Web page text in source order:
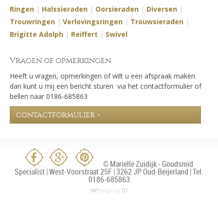
Ringen | Halssieraden | Oorsieraden | Diversen |
Trouwringen | Verlovingsringen | Trouwsieraden |
Brigitte Adolph | Reiffert | Swivel
Vragen of opmerkingen
Heeft u vragen, opmerkingen of wilt u een afspraak maken
dan kunt u mij een bericht sturen via het contactformulier of
bellen naar 0186-685863
contactformulier »
© Marielle Zuidijk - Goudsmid
Specialist | West-Voorstraat 25F | 3262 JP Oud-Beijerland | Tel.
0186-685863
WPDesign by DT